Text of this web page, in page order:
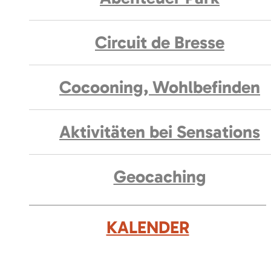
Circuit de Bresse
Cocooning, Wohlbefinden
Aktivitäten bei Sensations
Geocaching
KALENDER